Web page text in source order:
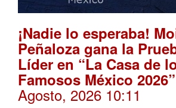
¡Nadie lo esperaba!
Peñaloza gana la
Líder en “La Casa de
Famosos México 2026”
Agosto, 2026 10:11